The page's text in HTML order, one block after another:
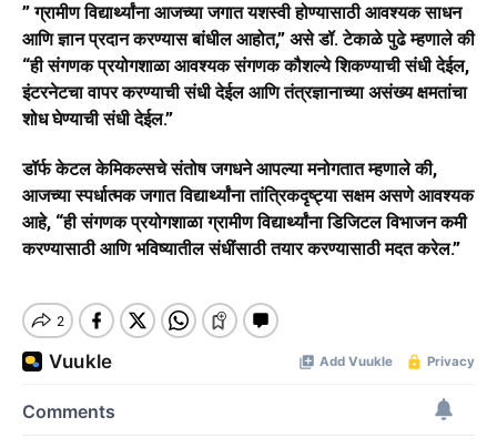
” ग्रामीण विद्यार्थ्यांना आजच्या जगात यशस्वी होण्यासाठी आवश्यक साधन
आणि ज्ञान प्रदान करण्यास बांधील आहोत,” असे डॉ. टेकाळे पुढे म्हणाले की
“ही संगणक प्रयोगशाळा आवश्यक संगणक कौशल्ये शिकण्याची संधी देईल,
इंटरनेटचा वापर करण्याची संधी देईल आणि तंत्रज्ञानाच्या असंख्य क्षमतांचा
शोध घेण्याची संधी देईल.”
डॉर्फ केटल केमिकल्सचे संतोष जगधने आपल्या मनोगतात म्हणाले की,
आजच्या स्पर्धात्मक जगात विद्यार्थ्यांना तांत्रिकदृष्ट्या सक्षम असणे आवश्यक
आहे, “ही संगणक प्रयोगशाळा ग्रामीण विद्यार्थ्यांना डिजिटल विभाजन कमी
करण्यासाठी आणि भविष्यातील संधींसाठी तयार करण्यासाठी मदत करेल.”